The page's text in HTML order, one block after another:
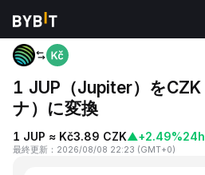
ホーム JUP to CZK
1 JUP（Jupiter）を
ナ）に変換
1 JUP ≈ Kč3.89 CZK▲+2.49%24h
最終更新 ： 2026/08/08 22:23 (GMT+0)